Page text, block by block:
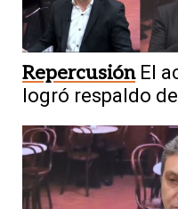
Repercusión El
logró respaldo